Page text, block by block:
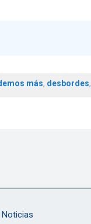
más, desbordes,
Noticias